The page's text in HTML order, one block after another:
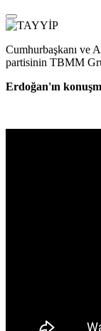
Cumhurbaşkanı ve
partisinin TBMM
Erdoğan'ın